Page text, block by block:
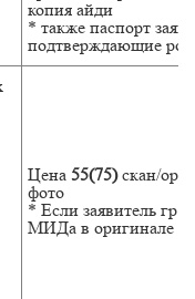
копия айди
* также паспорт
подтверждающие
Цена 55(75)скан/
фото
* Если заявитель гр.
МИДа в оригинале